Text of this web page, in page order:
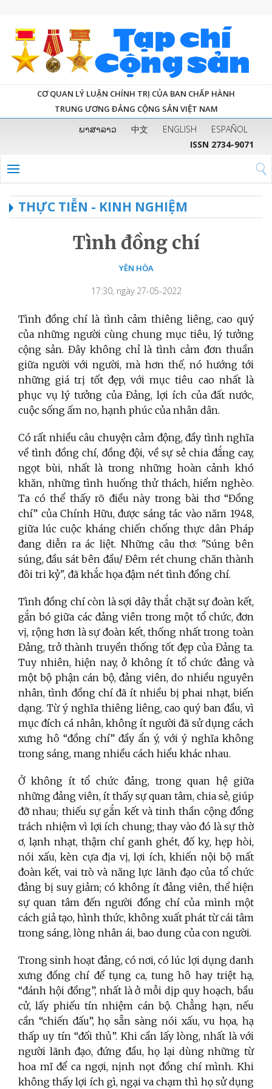
CƠ QUAN LÝ LUẬN CHÍNH TRỊ CỦA BAN CHẤP HÀNH
TRUNG ƯƠNG ĐẢNG CỘNG SẢN VIỆT NAM
ພາສາລາວ 中文 ENGLISH
ESPAÑOL
ISSN 2734-9071
THỰC TIỄN - KINH NGHIỆM
Tình đồng chí
YÊN HÒA
17:30, ngày 27-05-2022
Tình đồng chí là tình cảm thiêng liêng, cao quý
của những người cùng chung mục tiêu, lý tưởng
cộng sản. Đây không chỉ là tình cảm đơn thuần
giữa người với người, mà hơn thế, nó hướng tới
những giá trị tốt đẹp, với mục tiêu cao nhất là
phục vụ lý tưởng của Đảng, lợi ích của đất nước,
cuộc sống ấm no, hạnh phúc của nhân dân.
Có rất nhiều câu chuyện cảm động, đầy tình nghĩa
về tình đồng chí, đồng đội, về sự sẻ chia đắng cay,
ngọt bùi, nhất là trong những hoàn cảnh khó
khăn, những tình huống thử thách, hiểm nghèo.
Ta có thể thấy rõ điều này trong bài thơ “Đồng
chí” của Chính Hữu, được sáng tác vào năm 1948,
giữa lúc cuộc kháng chiến chống thực dân Pháp
đang diễn ra ác liệt. Những câu thơ: "Súng bên
súng, đầu sát bên đầu/ Đêm rét chung chăn thành
đôi tri kỷ", đã khắc họa đậm nét tình đồng chí.
Tình đồng chí còn là sợi dây thắt chặt sự đoàn kết,
gắn bó giữa các đảng viên trong một tổ chức, đơn
vị, rộng hơn là sự đoàn kết, thống nhất trong toàn
Đảng, trở thành truyền thống tốt đẹp của Đảng ta.
Tuy nhiên, hiện nay, ở không ít tổ chức đảng và
một bộ phận cán bộ, đảng viên, do nhiều nguyên
nhân, tình đồng chí đã ít nhiều bị phai nhạt, biến
dạng. Từ ý nghĩa thiêng liêng, cao quý ban đầu, vì
mục đích cá nhân, không ít người đã sử dụng cách
xưng hô “đồng chí” đầy ẩn ý, với ý nghĩa không
trong sáng, mang nhiều cách hiểu khác nhau.
Ở không ít tổ chức đảng, trong quan hệ giữa
những đảng viên, ít thấy sự quan tâm, chia sẻ, giúp
đỡ nhau; thiếu sự gắn kết và tinh thần cộng đồng
trách nhiệm vì lợi ích chung; thay vào đó là sự thờ
ơ, lạnh nhạt, thậm chí ganh ghét, đố kỵ, hẹp hòi,
nói xấu, kèn cựa địa vị, lợi ích, khiến nội bộ mất
đoàn kết, vai trò và năng lực lãnh đạo của tổ chức
đảng bị suy giảm; có không ít đảng viên, thể hiện
sự quan tâm đến người đồng chí của mình một
cách giả tạo, hình thức, không xuất phát từ cái tâm
trong sáng, lòng nhân ái, bao dung của con người.
Trong sinh hoạt đảng, có nơi, có lúc lợi dụng danh
xưng đồng chí để tụng ca, tung hô hay triệt hạ,
“đánh hội đồng”, nhất là ở mỗi dịp quy hoạch, bầu
cử, lấy phiếu tín nhiệm cán bộ. Chẳng hạn, nếu
cần “chiến đấu”, họ sẵn sàng nói xấu, vu họa, hạ
thấp uy tín “đối thủ”. Khi cần lấy lòng, nhất là với
người lãnh đạo, đứng đầu, họ lại dùng những từ
hoa mĩ để ca ngợi, nịnh nọt đồng chí mình. Khi
không thấy lợi ích gì, ngại va chạm thì họ sử dụng